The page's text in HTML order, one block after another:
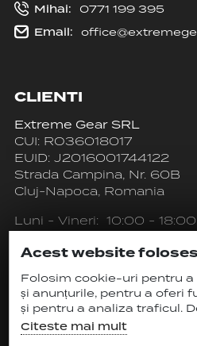
Mihai:
0771 199 395
Email:
CLIENTI
Extreme Gear SRL
CUI: RO36018017
EUID: J2016001744122
Strada Campina, Nr. 60B
Cluj-Napoca, Romania
Luni - Vineri: 10:00 - 18:00
Duminica: INCHIS
Acest website
Folosim cookie-uri pentru
și anunțurile, pentru a oferi
și pentru a analiza traficul.
oferim partenerilor de rețele
și de analize informații cu
Citeste mai mult